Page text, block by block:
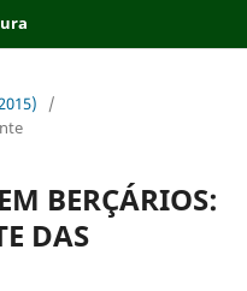
/
BERÇÁRIOS:
DAS